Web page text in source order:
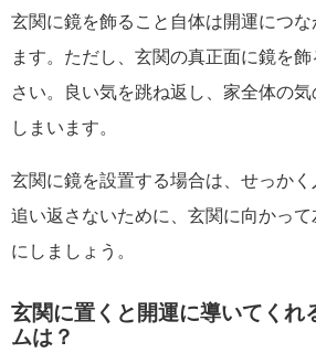
玄関に鏡を飾ること自体は開運につ
ます。ただし、玄関の真正面に鏡を
さい。良い気を跳ね返し、家全体の
しまいます。
玄関に鏡を設置する場合は、せっか
追い返さないために、玄関に向かって
にしましょう。
玄関に置くと開運に導いてくれ
ムは？